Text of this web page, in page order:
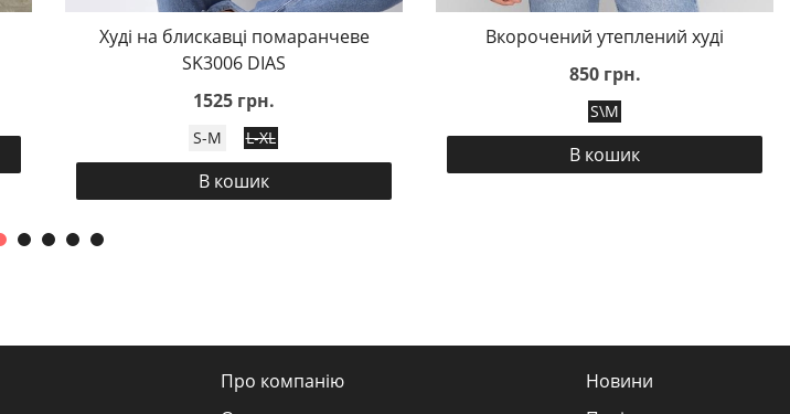
Худі на блискавці помаранчеве
SK3006 DIAS
1525 грн.
S-M L-XL
В кошик
Вкорочений утеплений худі
850 грн.
S\M
В кошик
Про компанію
Новини